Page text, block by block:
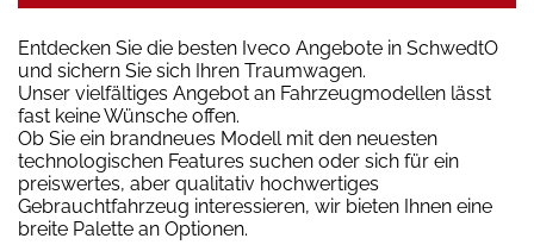
Entdecken Sie die besten Iveco Angebote in SchwedtO
und sichern Sie sich Ihren Traumwagen.
Unser vielfältiges Angebot an Fahrzeugmodellen lässt
fast keine Wünsche offen.
Ob Sie ein brandneues Modell mit den neuesten
technologischen Features suchen oder sich für ein
preiswertes, aber qualitativ hochwertiges
Gebrauchtfahrzeug interessieren, wir bieten Ihnen eine
breite Palette an Optionen.